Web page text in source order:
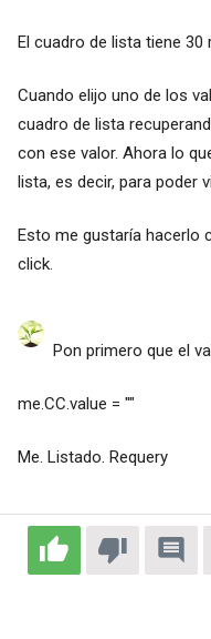
El cuadro de lista tiene 30
Cuando elijo uno de los
cuadro de lista
con ese valor. Ahora lo
lista, es decir, para poder
Esto me gustaría hacerlo
click.
Pon primero que el
me.CC.value = ""
Me. Listado. Requery